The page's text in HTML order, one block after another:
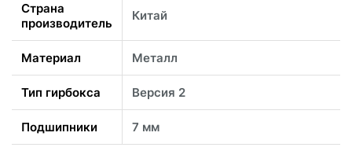
Страна
производитель
Китай
Материал Металл
Тип гирбокса Версия 2
Подшипники 7 мм